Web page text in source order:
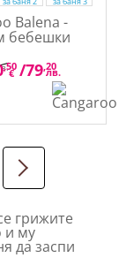
Balena -
бебешки
,50
€ /79,20
лв.
грижите
и му
да заспи